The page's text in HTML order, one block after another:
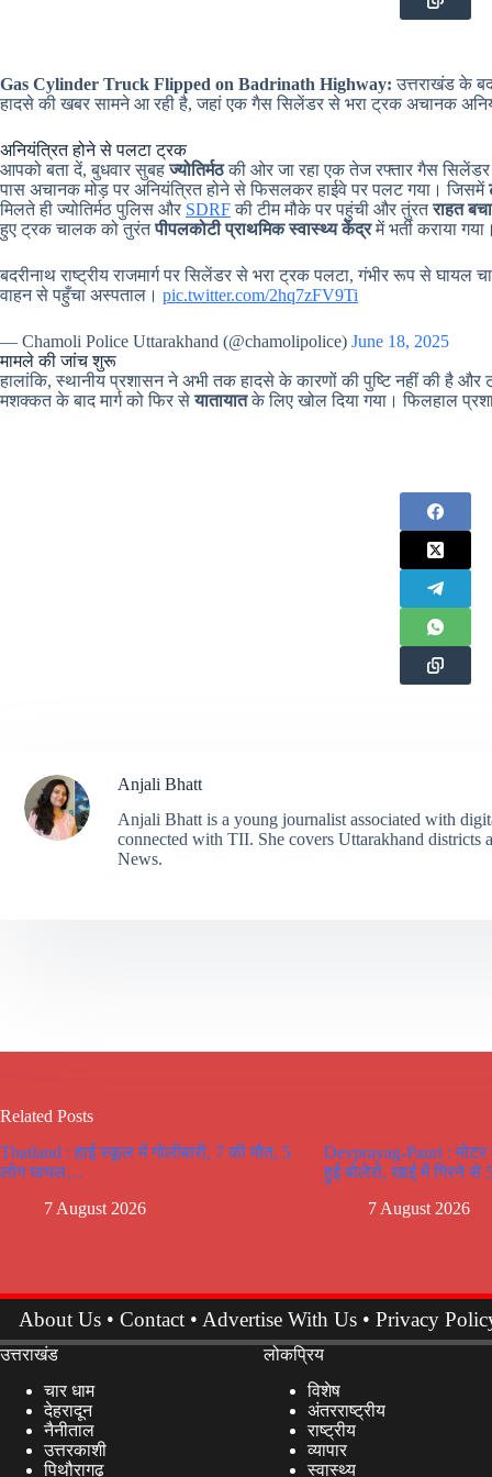
Gas Cylinder Truck Flipped on Badrinath Highway:उत्तराखंड के
हादसे की खबर सामने आ रही है, जहां एक गैस सिलेंडर से भरा ट्रक अचानक
अनियंत्रित होने से पलटा ट्रक
आपको बता दें, बुधवार सुबहज्योतिर्मठकी ओर जा रहा एक तेज रफ्तार गैस
पास अचानक मोड़ पर अनियंत्रित होने से फिसलकर हाईवे पर पलट गया। जिसमें
मिलते ही ज्योतिर्मठ पुलिस और SDRFकी टीम मौके पर पहुंची और तुंरतराहत
हुए ट्रक चालक को तुरंतपीपलकोटी प्राथमिक स्वास्थ्य केंद्रमें भर्ती कराया
बदरीनाथ राष्ट्रीय राजमार्ग पर सिलेंडर से भरा ट्रक पलटा, गंभीर रूप से
वाहन से पहुँचा अस्पताल। pic.twitter.com/2hq7zFV9Ti
— Chamoli Police Uttarakhand (@chamolipolice) June 18, 2025
मामले की जांच शुरू
हालांकि, स्थानीय प्रशासन ने अभी तक हादसे के कारणों की पुष्टि नहीं की है
मशक्कत के बाद मार्ग को फिर सेयातायातके लिए खोल दिया गया। फिलहाल
Anjali Bhatt
Anjali Bhatt is a young journalist associated with
connected with TII. She covers Uttarakhand
News.
Related Posts
Thailand : हाई स्कूल में गोलीबारी, 7 की मौत, 5
लोग घायल…
7 August 2026
Devprayag-Pauri : मोटर
हुई बोलेरो, खाई में गिरने से
7 August 2026
About Us • Contact • Advertise With Us • Privacy
उत्तराखंड
चार धाम
देहरादून
नैनीताल
उत्तरकाशी
पिथौरागढ़
लोकप्रिय
विशेष
अंतरराष्ट्रीय
राष्ट्रीय
व्यापार
स्वास्थ्य